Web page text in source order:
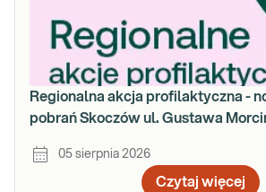
Regionalna akcja profilaktyczna -
pobrań Skoczów ul. Gustawa
05 sierpnia 2026
Czytaj więcej